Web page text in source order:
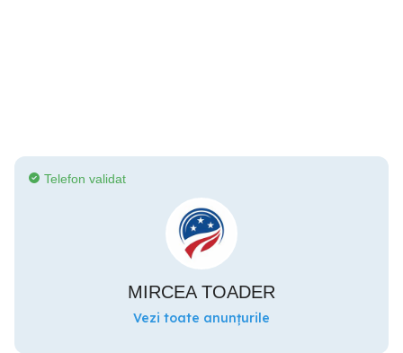
Telefon validat
MIRCEA TOADER
Vezi toate anunțurile